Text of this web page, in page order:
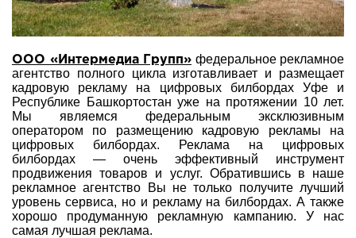
ООО «Интермедиа Групп» федеральное рекламное
агентство полного цикла изготавливает и размещает
кадровую рекламу на цифровых билбордах Уфе и
Республике Башкортостан уже на протяжении 10 лет.
Мы являемся федеральным эксклюзивным
оператором по размещению кадровую рекламы на
цифровых билбордах. Реклама на цифровых
билбордах — очень эффективный инструмент
продвижения товаров и услуг. Обратившись в наше
рекламное агентство Вы не только получите лучший
уровень сервиса, но и рекламу на билбордах. А также
хорошо продуманную рекламную кампанию. У нас
самая лучшая реклама.